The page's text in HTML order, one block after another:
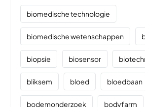
biomedische technologie
biomedische wetenschappen
biopsie biosensor
bliksem bloed bloedbaan
bodemonderzoek bodyfarm